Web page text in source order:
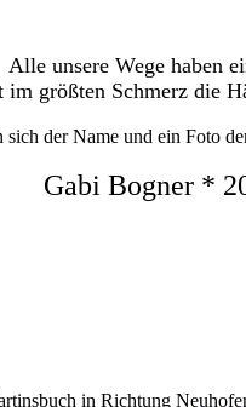
Alle unsere Wege haben
im größten Schmerz die
der Name und ein Foto
Gabi Bogner *
in Richtung